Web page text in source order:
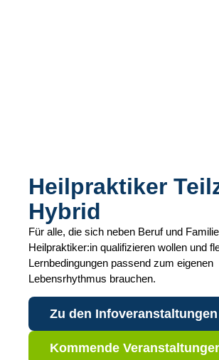
Heilpraktiker
Hybrid
Für alle, die sich neben Beruf und
Heilpraktiker:in qualifizieren wollen und
Lernbedingungen passend zum eigenen
Lebensrhythmus brauchen.
Zu den Infoveranstaltungen
Kommende